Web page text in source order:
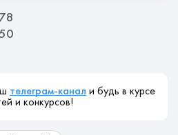
телеграм-канал и будь в курсе
и конкурсов!